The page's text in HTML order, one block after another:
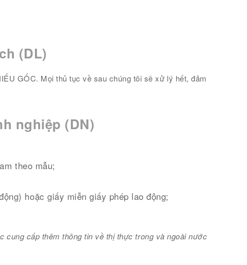
(DL)
GỐC. Mọi thủ tục về sau chúng tôi sẽ xử lý hết, đảm
nghiệp (DN)
theo mẫu;
hoặc giấy miễn giấy phép lao động;
cung cấp thêm thông tin về thị thực trong và ngoài nước